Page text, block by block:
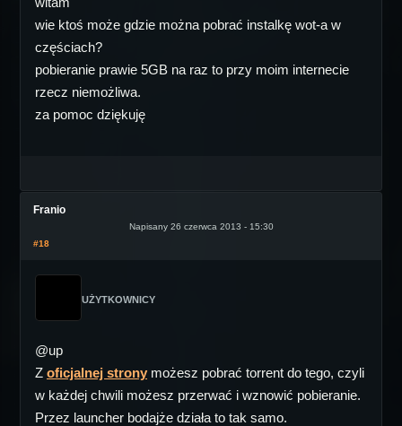
wie ktoś może gdzie można pobrać instalkę wot-a w
częściach?
pobieranie prawie 5GB na raz to przy moim internecie
rzecz niemożliwa.
za pomoc dziękuję
Franio
Napisany 26 czerwca 2013 - 15:30
#18
UŻYTKOWNICY
@up
Z oficjalnej strony możesz pobrać torrent do tego, czyli
w każdej chwili możesz przerwać i wznowić pobieranie.
Przez launcher bodajże działa to tak samo.